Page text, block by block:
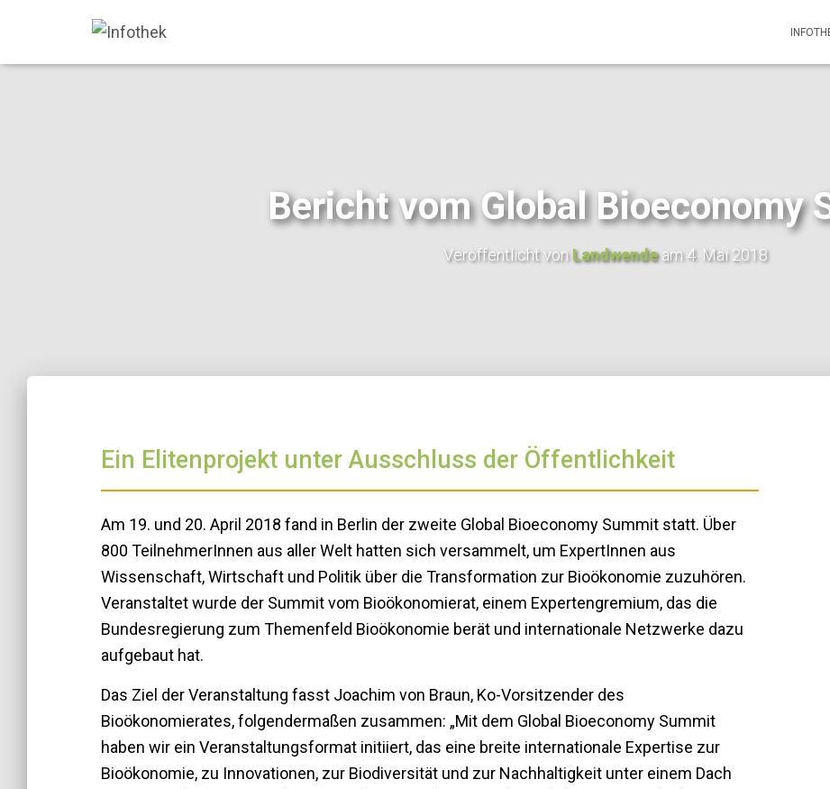
Bericht vom Global Bioeconomy
Veröffentlicht vonLandwendeam4. Mai 2018
Ein Elitenprojekt unter Ausschluss der Öffentlichkeit
Am 19. und 20. April 2018 fand in Berlin der zweite Global Bioeconomy Summit statt. Über
800 TeilnehmerInnen aus aller Welt hatten sich versammelt, um ExpertInnen aus
Wissenschaft, Wirtschaft und Politik über die Transformation zur Bioökonomie zuzuhören.
Veranstaltet wurde der Summit vom Bioökonomierat, einem Expertengremium, das die
Bundesregierung zum Themenfeld Bioökonomie berät und internationale Netzwerke dazu
aufgebaut hat.
Das Ziel der Veranstaltung fasst Joachim von Braun, Ko-Vorsitzender des
Bioökonomierates, folgendermaßen zusammen: „Mit dem Global Bioeconomy Summit
haben wir ein Veranstaltungsformat initiiert, das eine breite internationale Expertise zur
Bioökonomie, zu Innovationen, zur Biodiversität und zur Nachhaltigkeit unter einem Dach